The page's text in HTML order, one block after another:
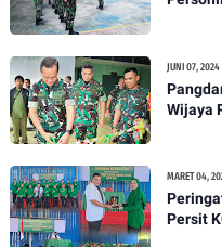
JUNI 07, 2024
Wijaya
MARET 04,
Persit